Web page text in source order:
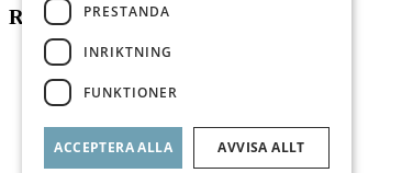
ROI Fastighetsmäkleri AB
Torngatan 44E
754 23 Uppsala
018-12 77 00
PRESTANDA
INRIKTNING
FUNKTIONER
ACCEPTERA ALLA AVVISA ALLT